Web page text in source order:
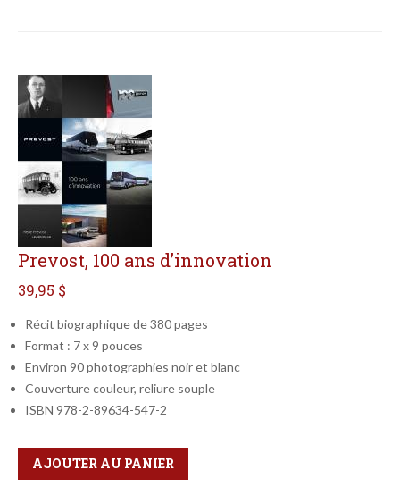
Prevost, 100 ans d’innovation
39,95 $
Récit biographique de 380 pages
Format : 7 x 9 pouces
Environ 90 photographies noir et blanc
Couverture couleur, reliure souple
ISBN 978-2-89634-547-2
Qté
Format
AJOUTER AU PANIER